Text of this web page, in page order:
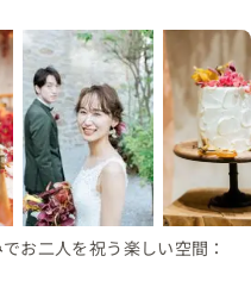
お二人を祝う楽しい空間：